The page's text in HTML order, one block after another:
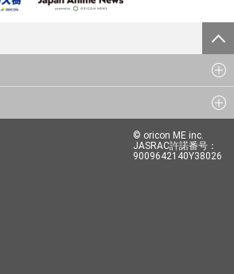
© oricon ME inc.
JASRAC許諾番号：
9009642140Y38026